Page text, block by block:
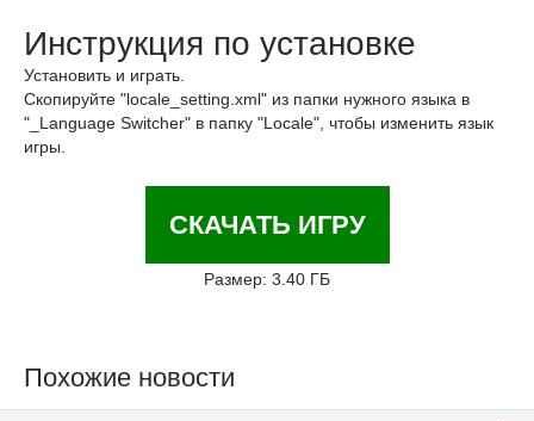
Инструкция по установке
Установить и играть.
Скопируйте "locale_setting.xml" из папки нужного языка в
"_Language Switcher" в папку "Locale", чтобы изменить язык
игры.
СКАЧАТЬ ИГРУ
Размер: 3.40 ГБ
Похожие новости